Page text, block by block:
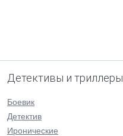
Детективы и триллеры
Боевик
Детектив
Иронические